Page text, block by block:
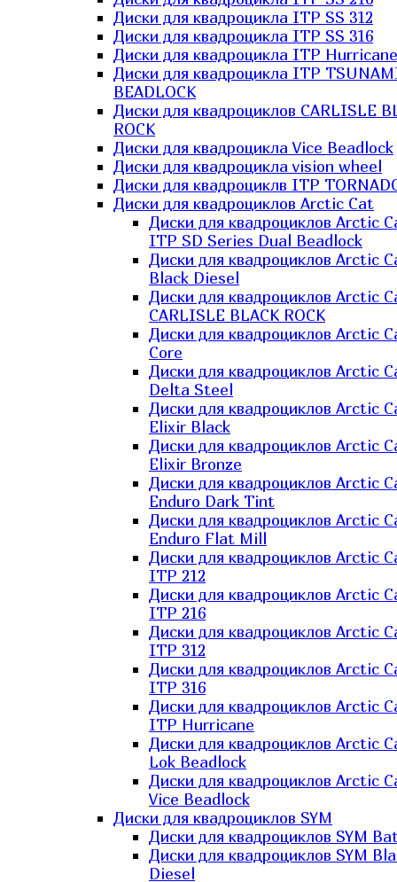
Диски для квадроцикла ITP SS 312
Диски для квадроцикла ITP SS 316
Диски для квадроцикла ITP Hurricane
Диски для квадроцикла ITP
BEADLOCK
Диски для квадроциклов CARLISLE
ROCK
Диски для квадроцикла Vice Beadlock
Диски для квадроцикла vision wheel
Диски для квадроциклв ITP
Диски для квадроциклов Arctic Cat
Диски для квадроциклов Arctic
ITP SD Series Dual Beadlock
Диски для квадроциклов Arctic
Black Diesel
Диски для квадроциклов Arctic
CARLISLE BLACK ROCK
Диски для квадроциклов Arctic
Core
Диски для квадроциклов Arctic
Delta Steel
Диски для квадроциклов Arctic
Elixir Black
Диски для квадроциклов Arctic
Elixir Bronze
Диски для квадроциклов Arctic
Enduro Dark Tint
Диски для квадроциклов Arctic
Enduro Flat Mill
Диски для квадроциклов Arctic
ITP 212
Диски для квадроциклов Arctic
ITP 216
Диски для квадроциклов Arctic
ITP 312
Диски для квадроциклов Arctic
ITP 316
Диски для квадроциклов Arctic
ITP Hurricane
Диски для квадроциклов Arctic
Lok Beadlock
Диски для квадроциклов Arctic
Vice Beadlock
Диски для квадроциклов SYM
Диски для квадроциклов SYM
Диски для квадроциклов SYM
Diesel